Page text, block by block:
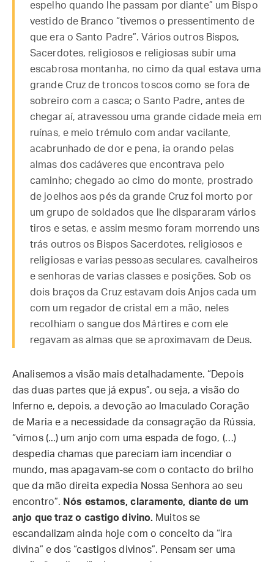
espelho quando lhe passam por diante” um Bispo
vestido de Branco “tivemos o pressentimento de
que era o Santo Padre”. Vários outros Bispos,
Sacerdotes, religiosos e religiosas subir uma
escabrosa montanha, no cimo da qual estava uma
grande Cruz de troncos toscos como se fora de
sobreiro com a casca; o Santo Padre, antes de
chegar aí, atravessou uma grande cidade meia em
ruínas, e meio trémulo com andar vacilante,
acabrunhado de dor e pena, ia orando pelas
almas dos cadáveres que encontrava pelo
caminho; chegado ao cimo do monte, prostrado
de joelhos aos pés da grande Cruz foi morto por
um grupo de soldados que lhe dispararam vários
tiros e setas, e assim mesmo foram morrendo uns
trás outros os Bispos Sacerdotes, religiosos e
religiosas e varias pessoas seculares, cavalheiros
e senhoras de varias classes e posições. Sob os
dois braços da Cruz estavam dois Anjos cada um
com um regador de cristal em a mão, neles
recolhiam o sangue dos Mártires e com ele
regavam as almas que se aproximavam de Deus.
Analisemos a visão mais detalhadamente. “Depois
das duas partes que já expus”, ou seja, a visão do
Inferno e, depois, a devoção ao Imaculado Coração
de Maria e a necessidade da consagração da Rússia,
“vimos (...) um anjo com uma espada de fogo, (…)
despedia chamas que pareciam iam incendiar o
mundo, mas apagavam-se com o contacto do brilho
que da mão direita expedia Nossa Senhora ao seu
encontro”. Nós estamos, claramente, diante de um
anjo que traz o castigo divino. Muitos se
escandalizam ainda hoje com o conceito da “ira
divina” e dos “castigos divinos”. Pensam ser uma